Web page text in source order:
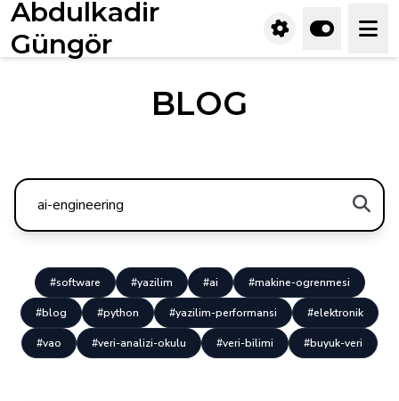
Abdulkadir
Güngör
BLOG
#software #yazilim #ai #makine-ogrenmesi
#blog #python #yazilim-performansi #elektronik
#vao #veri-analizi-okulu #veri-bilimi #buyuk-veri